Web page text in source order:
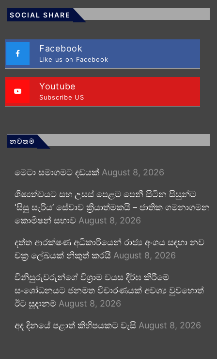
SOCIAL SHARE
Facebook
Like us on Facebook
Youtube
Subscribe US
නවතම
මෙටා සමාගමට දඩයක් August 8, 2026
ශිෂ්‍යත්වයට සහ උසස් පෙළට පෙනී සිටින සිසුන්ට
‘සිසු සැරිය’ සේවාව ක්‍රියාත්මකයි – ජාතික ගමනාගමන
කොමිෂන් සභාව August 8, 2026
දත්ත ආරක්ෂණ අධිකාරියෙන් රාජ්‍ය අංශය සඳහා නව
චක්‍ර ලේඛයක් නිකුත් කරයි August 8, 2026
විනිසුරුවරුන්ගේ විශ්‍රාම වයස දීර්ඝ කිරීමේ
සංශෝධනයට ජනමත විචාරණයක් අවශ්‍ය වුවහොත්
ඊට සූදානම් August 8, 2026
අද දිනයේ පළාත් කිහිපයකට වැසි August 8, 2026